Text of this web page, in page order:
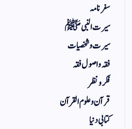
سفر نامہ
سیرت النبی ﷺ
سیرت و شخصیات
فقہ و اصول فقہ
فکر و نظر
قرآن و علوم القرآن
کتابی دنیا